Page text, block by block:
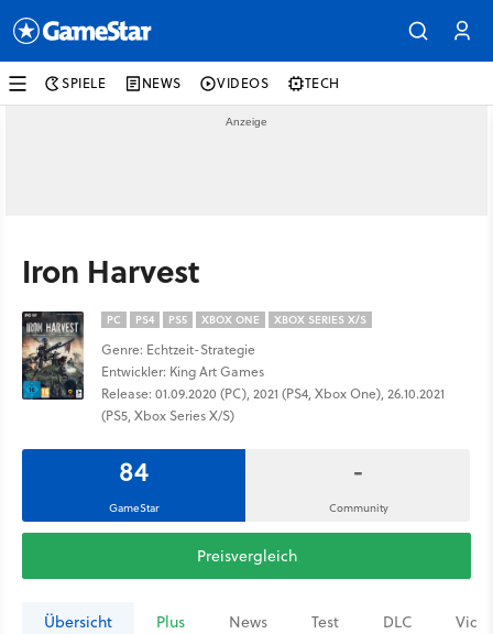
SPIELE NEWS VIDEOS TECH
Iron Harvest
PC PS4 PS5 XBOX ONE XBOX SERIES X/S
Genre: Echtzeit-Strategie
Entwickler: King Art Games
Release: 01.09.2020 (PC), 2021 (PS4, Xbox One), 26.10.2021
(PS5, Xbox Series X/S)
84
GameStar
-
Community
Preisvergleich
Übersicht Plus News Test DLC